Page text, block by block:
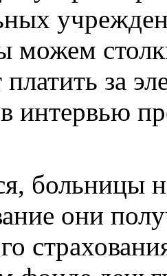
можем
за
в интервью
больницы
они